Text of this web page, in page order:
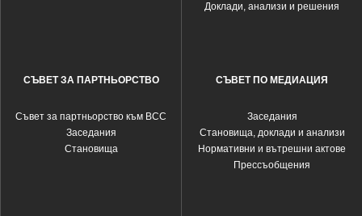
Доклади, анализи и решения
СЪВЕТ ЗА ПАРТНЬОРСТВО
Съвет за партньорство към ВСС
Заседания
Становища
СЪВЕТ ПО МЕДИАЦИЯ
Заседания
Становища, доклади и анализи
Нормативни и вътрешни актове
Прессъобщения